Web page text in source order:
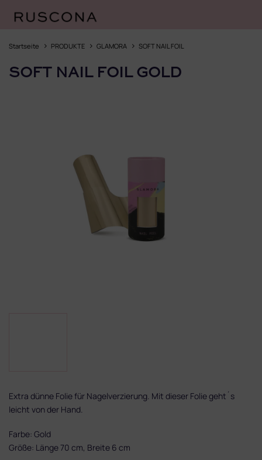
InhaltStartseite PRODUKTE GLAMORA SOFT NAIL FOIL
SOFT NAIL FOIL GOLD
Extra dünne Folie für Nagelverzierung. Mit dieser Folie geht´s
leicht von der Hand.
Farbe: Gold
Größe: Länge 70 cm, Breite 6 cm